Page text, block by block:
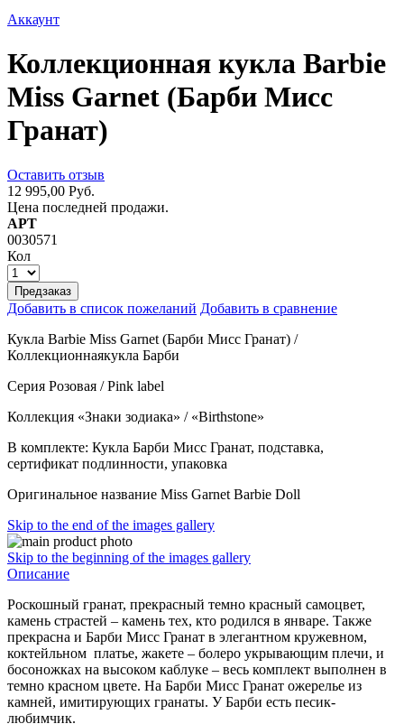
Аккаунт
Коллекционная кукла Barbie
Miss Garnet (Барби Мисс
Гранат)
Оставить отзыв
12 995,00 Руб.
Цена последней продажи.
АРТ
0030571
Кол
Предзаказ
Добавить в список пожеланий Добавить в сравнение
Кукла Barbie Miss Garnet (Барби Мисс Гранат) /
Коллекционнаякукла Барби
Серия Розовая / Pink label
Коллекция «Знаки зодиака» / «Birthstone»
В комплекте: Кукла Барби Мисс Гранат, подставка,
сертификат подлинности, упаковка
Оригинальное название Miss Garnet Barbie Doll
Skip to the end of the images gallery
Skip to the beginning of the images gallery
Описание
Роскошный гранат, прекрасный темно красный самоцвет,
камень страстей – камень тех, кто родился в январе. Также
прекрасна и Барби Мисс Гранат в элегантном кружевном,
коктейльном платье, жакете – болеро укрывающим плечи, и
босоножках на высоком каблуке – весь комплект выполнен в
темно красном цвете. На Барби Мисс Гранат ожерелье из
камней, имитирующих гранаты. У Барби есть песик-
любимчик.